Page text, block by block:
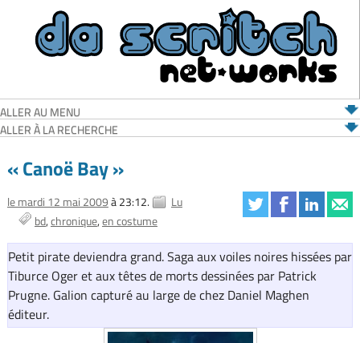
ALLER AU MENU
ALLER À LA RECHERCHE
« Canoë Bay »
le mardi 12 mai 2009à 23:12.
Lu
bd chronique en costume
Petit pirate deviendra grand. Saga aux voiles noires hissées par
Tiburce Oger et aux têtes de morts dessinées par Patrick
Prugne. Galion capturé au large de chez Daniel Maghen
éditeur.